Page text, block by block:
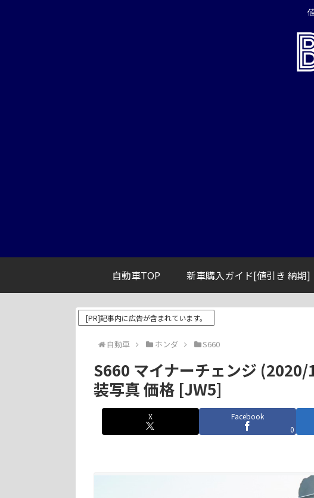
自動車TOP 新車購入ガイド[値引き 納期]
[PR]記事内に広告が含まれています。
自動車 ホンダ S660
S660 マイナーチェンジ
装写真 価格 [JW5]
X
Facebook
0